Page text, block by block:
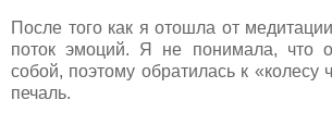
После того как я отошла от
поток эмоций. Я не понимала, что
собой, поэтому обратилась к «колесу
печаль.